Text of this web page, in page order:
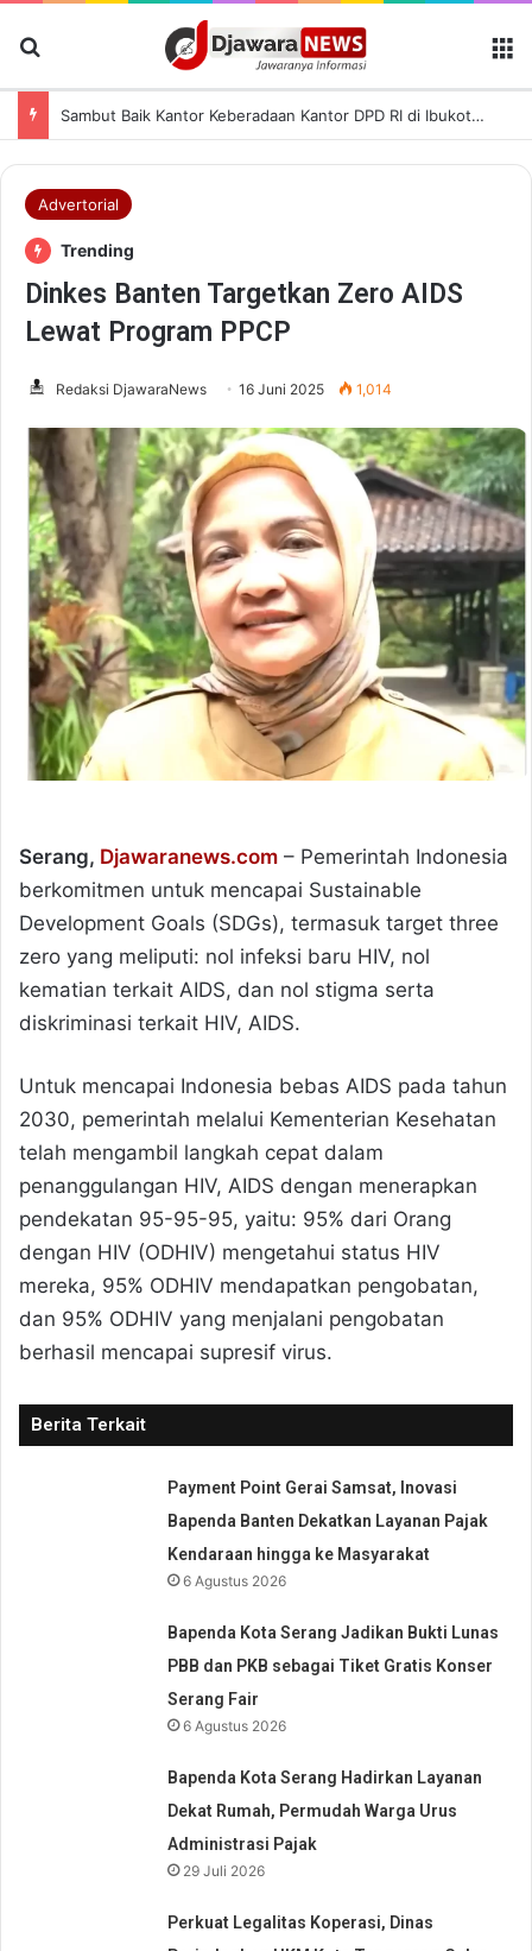
Sambut Baik Kantor Keberadaan Kantor DPD RI di Ibukota Provinsi Banten, Andra Optimis Perkuat Infrastruktur Daerah-pusat
Advertorial
Trending
Dinkes Banten Targetkan Zero AIDS
Lewat Program PPCP
Redaksi DjawaraNews 16 Juni 2025 1,014
Serang, Djawaranews.com – Pemerintah Indonesia
berkomitmen untuk mencapai Sustainable
Development Goals (SDGs), termasuk target three
zero yang meliputi: nol infeksi baru HIV, nol
kematian terkait AIDS, dan nol stigma serta
diskriminasi terkait HIV, AIDS.
Untuk mencapai Indonesia bebas AIDS pada tahun
2030, pemerintah melalui Kementerian Kesehatan
telah mengambil langkah cepat dalam
penanggulangan HIV, AIDS dengan menerapkan
pendekatan 95-95-95, yaitu: 95% dari Orang
dengan HIV (ODHIV) mengetahui status HIV
mereka, 95% ODHIV mendapatkan pengobatan,
dan 95% ODHIV yang menjalani pengobatan
berhasil mencapai supresif virus.
Berita Terkait
Payment Point Gerai Samsat, Inovasi
Bapenda Banten Dekatkan Layanan Pajak
Kendaraan hingga ke Masyarakat
6 Agustus 2026
Bapenda Kota Serang Jadikan Bukti Lunas
PBB dan PKB sebagai Tiket Gratis Konser
Serang Fair
6 Agustus 2026
Bapenda Kota Serang Hadirkan Layanan
Dekat Rumah, Permudah Warga Urus
Administrasi Pajak
29 Juli 2026
Perkuat Legalitas Koperasi, Dinas